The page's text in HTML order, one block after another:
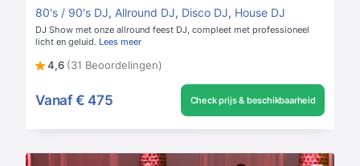
80's / 90's DJ, Allround DJ, Disco DJ, House DJ
DJ Show met onze allround feest DJ, compleet met professioneel
licht en geluid. Lees meer
4,6 (31 Beoordelingen)
Vanaf € 475 Check prijs & beschikbaarheid